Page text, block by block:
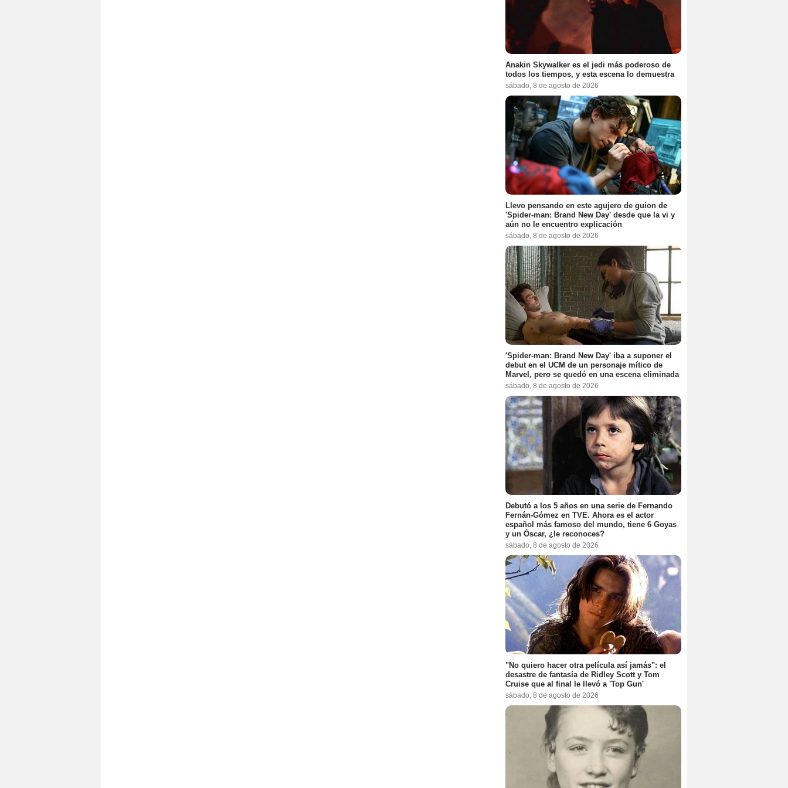
Anakin Skywalker es el jedi más poderoso de
todos los tiempos, y esta escena lo demuestra
sábado, 8 de agosto de 2026
Llevo pensando en este agujero de guion de
'Spider-man: Brand New Day' desde que la vi y
aún no le encuentro explicación
sábado, 8 de agosto de 2026
'Spider-man: Brand New Day' iba a suponer el
debut en el UCM de un personaje mítico de
Marvel, pero se quedó en una escena eliminada
sábado, 8 de agosto de 2026
Debutó a los 5 años en una serie de Fernando
Fernán-Gómez en TVE. Ahora es el actor
español más famoso del mundo, tiene 6 Goyas
y un Óscar, ¿le reconoces?
sábado, 8 de agosto de 2026
"No quiero hacer otra película así jamás": el
desastre de fantasía de Ridley Scott y Tom
Cruise que al final le llevó a 'Top Gun'
sábado, 8 de agosto de 2026